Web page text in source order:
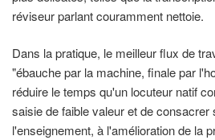
réviseur parlant couramment nettoie.
Dans la pratique, le meilleur flux de
"ébauche par la machine, finale par
réduire le temps qu'un locuteur natif
saisie de faible valeur et de consacrer
l'enseignement, à l'amélioration de la